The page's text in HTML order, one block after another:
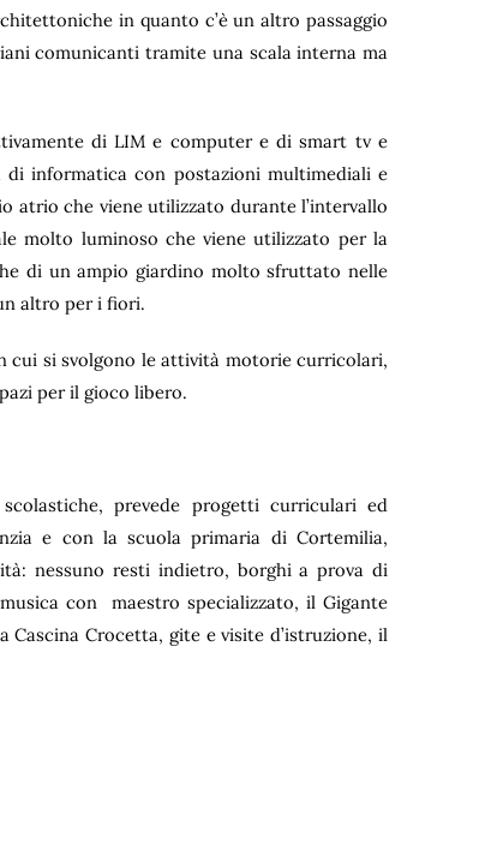
in quanto c’è un altro passaggio
comunicanti tramite una scala interna ma
di LIM e computer e di smart tv e
informatica con postazioni multimediali e
atrio che viene utilizzato durante l’intervallo
molto luminoso che viene utilizzato per la
di un ampio giardino molto sfruttato nelle
altro per i fiori.
cui si svolgono le attività motorie curricolari,
per il gioco libero.
prevede progetti curriculari ed
e con la scuola primaria di Cortemilia,
nessuno resti indietro, borghi a prova di
con maestro specializzato, il Gigante
Cascina Crocetta, gite e visite d’istruzione, il